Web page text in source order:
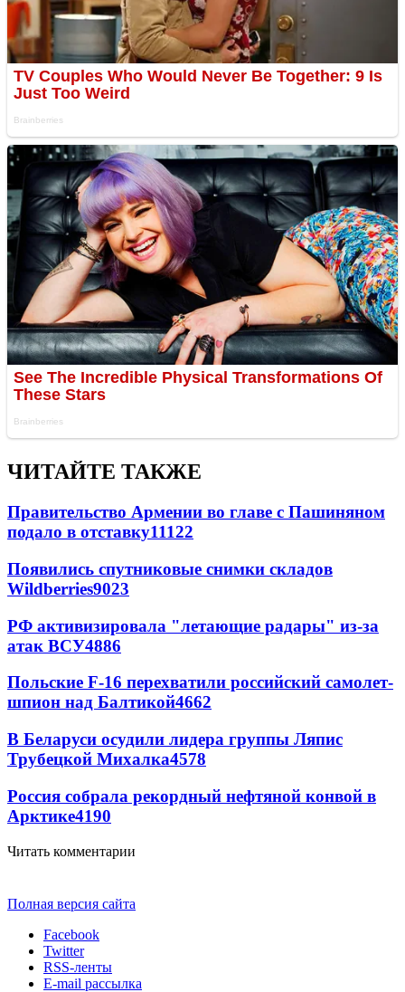
ЧИТАЙТЕ ТАКЖЕ
Правительство Армении во главе с Пашиняном
подало в отставку11122
Появились спутниковые снимки складов
Wildberries9023
РФ активизировала "летающие радары" из-за
атак ВСУ4886
Польские F-16 перехватили российский самолет-
шпион над Балтикой4662
В Беларуси осудили лидера группы Ляпис
Трубецкой Михалка4578
Россия собрала рекордный нефтяной конвой в
Арктике4190
Читать комментарии
Полная версия сайта
Facebook
Twitter
RSS-ленты
E-mail рассылка